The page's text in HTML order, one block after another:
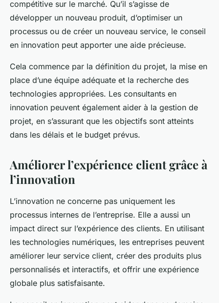
compétitive sur le marché. Qu’il s’agisse de
développer un nouveau produit, d’optimiser un
processus ou de créer un nouveau service, le conseil
en innovation peut apporter une aide précieuse.
Cela commence par la définition du projet, la mise en
place d’une équipe adéquate et la recherche des
technologies appropriées. Les consultants en
innovation peuvent également aider à la gestion de
projet, en s’assurant que les objectifs sont atteints
dans les délais et le budget prévus.
Améliorer l’expérience client grâce à
l’innovation
L’innovation ne concerne pas uniquement les
processus internes de l’entreprise. Elle a aussi un
impact direct sur l’expérience des clients. En utilisant
les technologies numériques, les entreprises peuvent
améliorer leur service client, créer des produits plus
personnalisés et interactifs, et offrir une expérience
globale plus satisfaisante.